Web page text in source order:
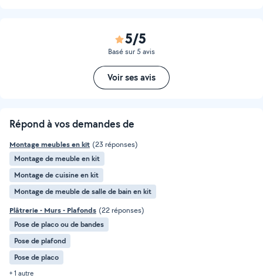
5/5
Basé sur 5 avis
Voir ses avis
Répond à vos demandes de
Montage meubles en kit (23 réponses)
Montage de meuble en kit
Montage de cuisine en kit
Montage de meuble de salle de bain en kit
Plâtrerie - Murs - Plafonds (22 réponses)
Pose de placo ou de bandes
Pose de plafond
Pose de placo
+ 1 autre